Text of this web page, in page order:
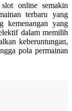
online semakin
terbaru yang
kemenangan yang
dalam memilih
keberuntungan,
pola permainan